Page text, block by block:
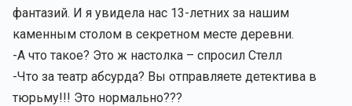
фантазий. И я увидела нас 13-летних за нашим
каменным столом в секретном месте деревни.
-А что такое? Это ж настолка – спросил Стелл
-Что за театр абсурда? Вы отправляете детектива в
тюрьму!!! Это нормально???